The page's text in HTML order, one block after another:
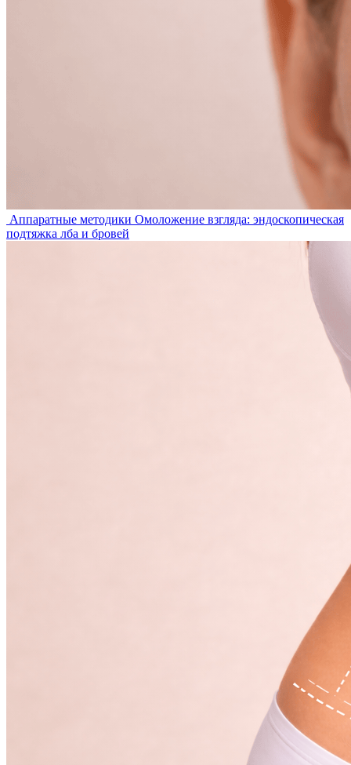
Аппаратные методики Омоложение взгляда: эндоскопическая
подтяжка лба и бровей